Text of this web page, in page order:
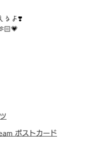
るよ❣️
ポストカード